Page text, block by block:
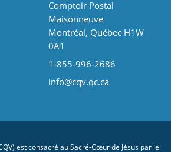
Comptoir Postal
Maisonneuve
Montréal, Québec H1W
0A1
1-855-996-2686
info@cqv.qc.ca
est consacré au Sacré-Cœur de Jésus par le